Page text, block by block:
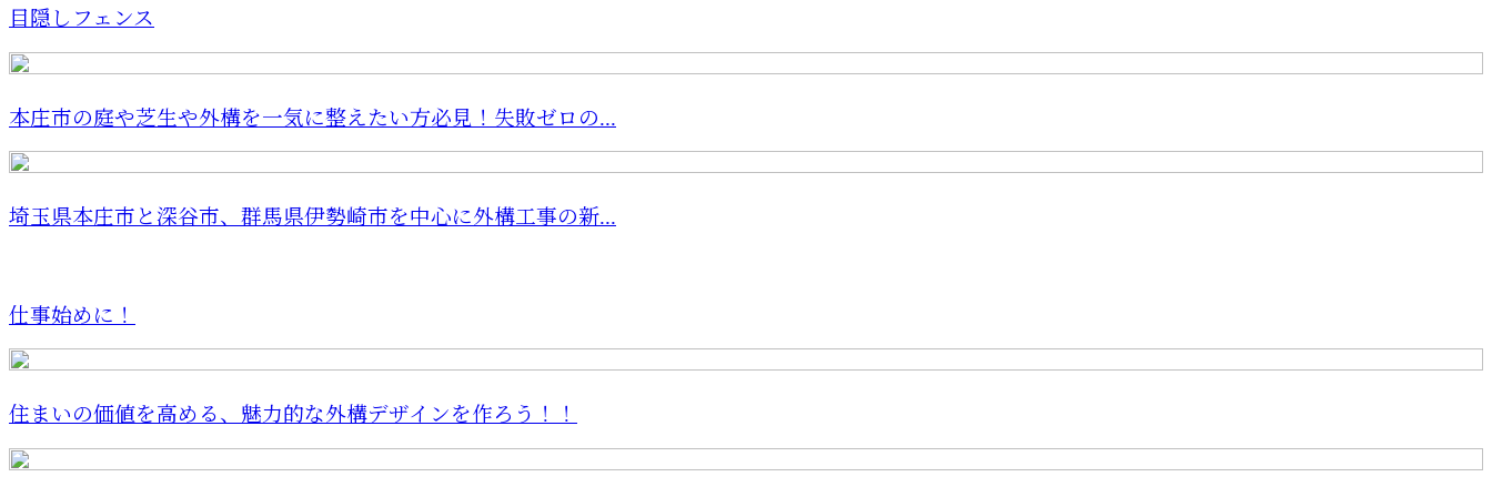
目隠しフェンス
本庄市の庭や芝生や外構を一気に整えたい方必見！失敗ゼロの...
埼玉県本庄市と深谷市、群馬県伊勢崎市を中心に外構工事の新...
仕事始めに！
住まいの価値を高める、魅力的な外構デザインを作ろう！！